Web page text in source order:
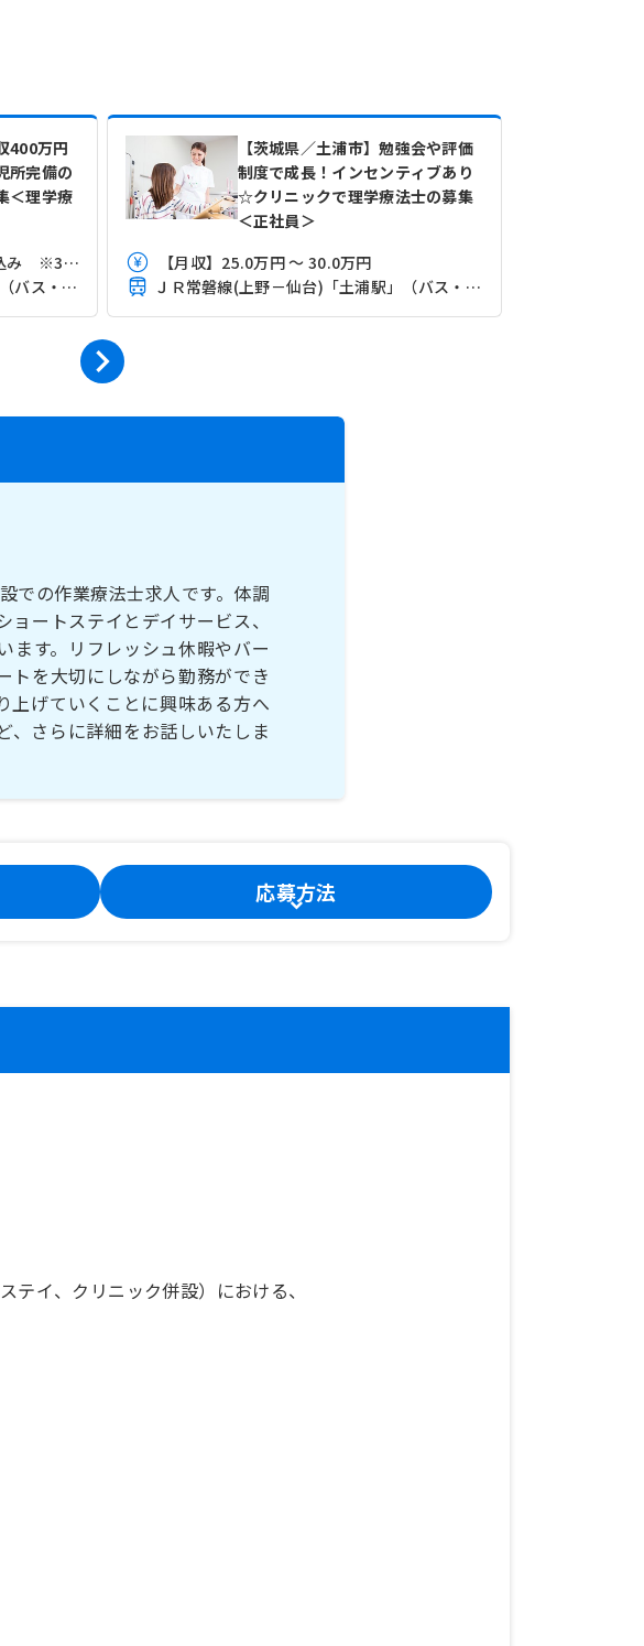
400万円
所完備の
＜理学療
【月収】23.0万円 ～ 程度 諸手当込み ※3年専門卒モデル
ＪＲ常磐線(上野－仙台)「神立駅」（バス・車6分）
【茨城県／土浦市】勉強会や評価
制度で成長！インセンティブあり
☆クリニックで理学療法士の募集
＜正社員＞
【月収】25.0万円 ～ 30.0万円
ＪＲ常磐線(上野－仙台)「土浦駅」（バス・車10分）
での作業療法士求人です。体調
ートステイとデイサービス、
ます。リフレッシュ休暇やバー
トを大切にしながら勤務ができ
上げていくことに興味ある方へ
、さらに詳細をお話しいたしま
応募方法
テイ、クリニック併設）における、